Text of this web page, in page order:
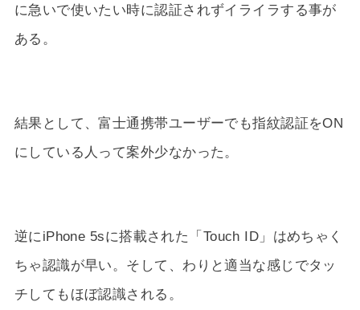
に急いで使いたい時に認証されずイライラする事が
ある。
結果として、富士通携帯ユーザーでも指紋認証をON
にしている人って案外少なかった。
逆にiPhone 5sに搭載された「Touch ID」はめちゃく
ちゃ認識が早い。そして、わりと適当な感じでタッ
チしてもほぼ認識される。